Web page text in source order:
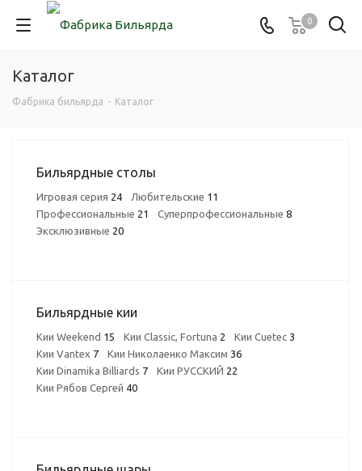
0
Каталог
Фабрика бильярда - Каталог
Бильярдные столы
Игровая серия 24 Любительские 11
Профессиональные 21 Суперпрофессиональные 8
Эксклюзивные 20
Бильярдные кии
Кии Weekend 15 Кии Classic, Fortuna 2 Кии Cuetec 3
Кии Vantex 7 Кии Николаенко Максим 36
Кии Dinamika Billiards 7 Кии РУССКИЙ 22
Кии Рябов Сергей 40